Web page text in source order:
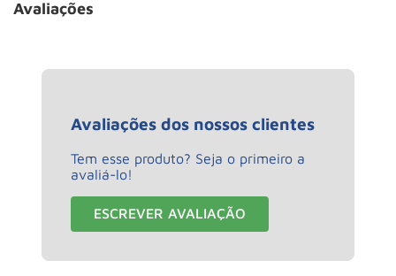
Avaliações
Avaliações dos nossos clientes
Tem esse produto? Seja o primeiro a
avaliá-lo!
ESCREVER AVALIAÇÃO